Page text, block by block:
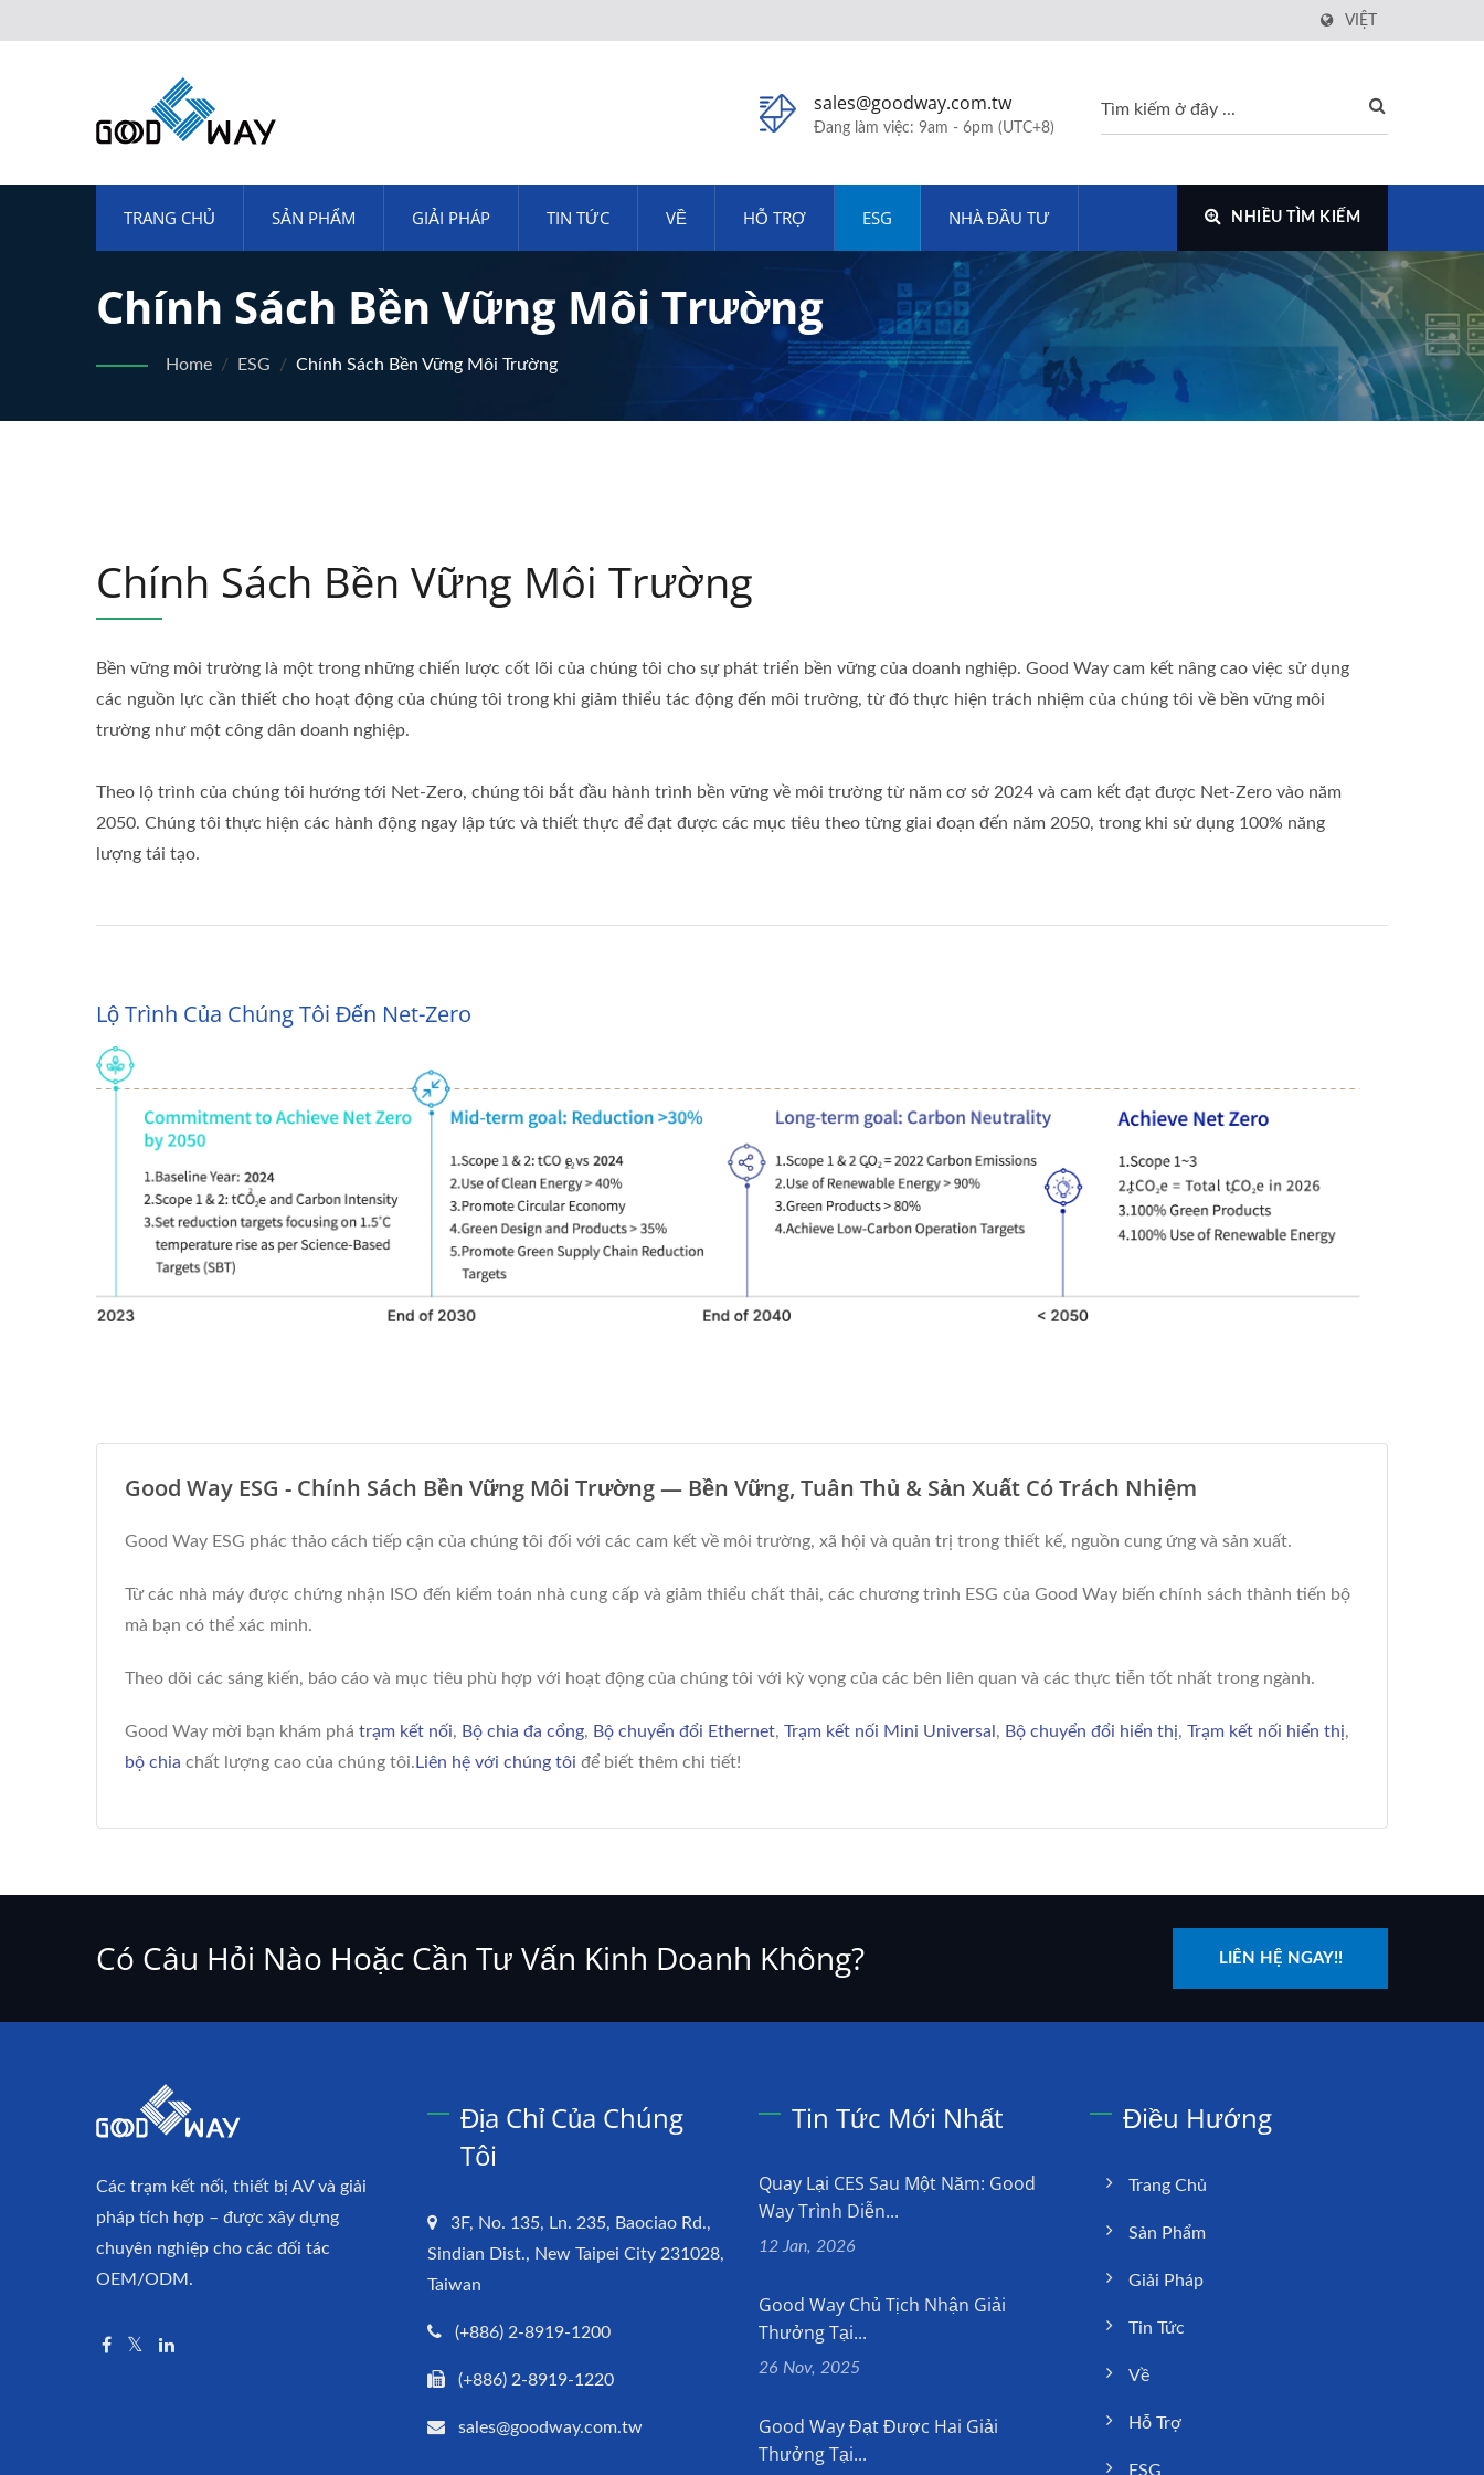
VIỆT
sales@goodway.com.tw
Đang làm việc: 9am - 6pm (UTC+8)
TRANG CHỦ SẢN PHẨM GIẢI PHÁP TIN TỨC VỀ HỖ TRỢ ESG NHÀ ĐẦU TƯ NHIỀU TÌM KIẾM
Chính Sách Bền Vững Môi Trường
Home / ESG / Chính Sách Bền Vững Môi Trường
Chính Sách Bền Vững Môi Trường
Bền vững môi trường là một trong những chiến lược cốt lõi của chúng tôi cho sự phát triển bền vững của doanh nghiệp. Good Way cam kết nâng cao việc sử dụng
các nguồn lực cần thiết cho hoạt động của chúng tôi trong khi giảm thiểu tác động đến môi trường, từ đó thực hiện trách nhiệm của chúng tôi về bền vững môi
trường như một công dân doanh nghiệp.
Theo lộ trình của chúng tôi hướng tới Net-Zero, chúng tôi bắt đầu hành trình bền vững về môi trường từ năm cơ sở 2024 và cam kết đạt được Net-Zero vào năm
2050. Chúng tôi thực hiện các hành động ngay lập tức và thiết thực để đạt được các mục tiêu theo từng giai đoạn đến năm 2050, trong khi sử dụng 100% năng
lượng tái tạo.
Lộ Trình Của Chúng Tôi Đến Net-Zero
Good Way ESG - Chính Sách Bền Vững Môi Trường — Bền Vững, Tuân Thủ & Sản Xuất Có Trách Nhiệm
Good Way ESG phác thảo cách tiếp cận của chúng tôi đối với các cam kết về môi trường, xã hội và quản trị trong thiết kế, nguồn cung ứng và sản xuất.
Từ các nhà máy được chứng nhận ISO đến kiểm toán nhà cung cấp và giảm thiểu chất thải, các chương trình ESG của Good Way biến chính sách thành tiến bộ
mà bạn có thể xác minh.
Theo dõi các sáng kiến, báo cáo và mục tiêu phù hợp với hoạt động của chúng tôi với kỳ vọng của các bên liên quan và các thực tiễn tốt nhất trong ngành.
Good Way mời bạn khám phá trạm kết nối, Bộ chia đa cổng, Bộ chuyển đổi Ethernet, Trạm kết nối Mini Universal , Bộ chuyển đổi hiển thị, Trạm kết nối hiển thị,
bộ chia chất lượng cao của chúng tôi. Liên hệ với chúng tôi để biết thêm chi tiết!
Có Câu Hỏi Nào Hoặc Cần Tư Vấn Kinh Doanh Không? LIÊN HỆ NGAY!!
Các trạm kết nối, thiết bị AV và giải
pháp tích hợp – được xây dựng
chuyên nghiệp cho các đối tác
OEM/ODM.
Địa Chỉ Của Chúng
Tôi
3F, No. 135, Ln. 235, Baociao Rd.,
Sindian Dist., New Taipei City 231028,
Taiwan
(+886) 2-8919-1200
(+886) 2-8919-1220
sales@goodway.com.tw
Tin Tức Mới Nhất
Quay Lại CES Sau Một Năm: Good
Way Trình Diễn...
12 Jan, 2026
Good Way Chủ Tịch Nhận Giải
Thưởng Tại...
26 Nov, 2025
Good Way Đạt Được Hai Giải
Thưởng Tại...
Điều Hướng
Trang Chủ
Sản Phẩm
Giải Pháp
Tin Tức
Về
Hỗ Trợ
ESG